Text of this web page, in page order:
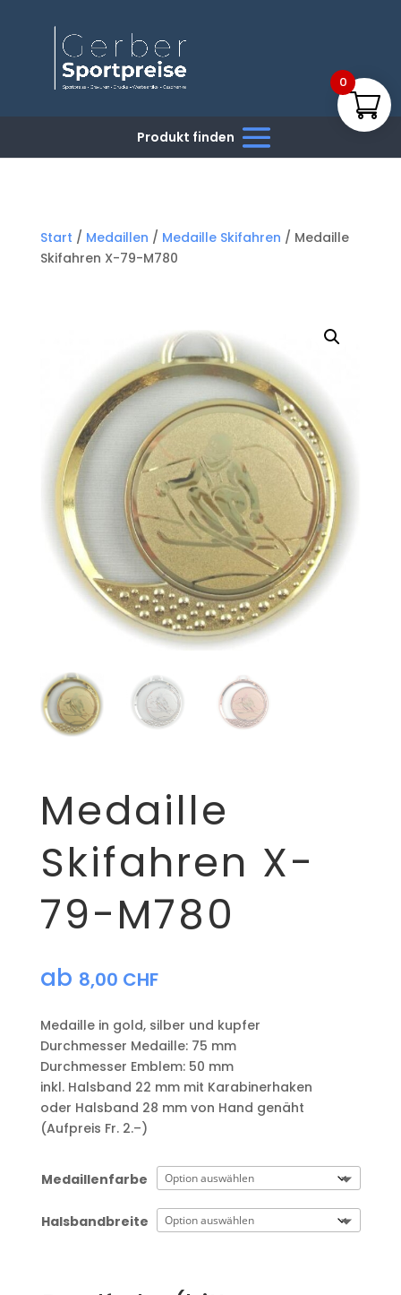
Start / Medaillen / Medaille Skifahren / Medaille
Skifahren X-79-M780
Medaille
Skifahren X-
79-M780
ab 8,00 CHF
Medaille in gold, silber und kupfer
​Durchmesser Medaille: 75 mm
Durchmesser Emblem: 50 mm
​inkl. Halsband 22 mm mit Karabinerhaken
oder Halsband 28 mm von Hand genäht
(Aufpreis Fr. 2.–)
Medaillenfarbe
Halsbandbreite
0